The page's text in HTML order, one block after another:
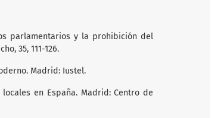
parlamentarios y la prohibición del
35, 111-126.
Madrid: Iustel.
en España. Madrid: Centro de